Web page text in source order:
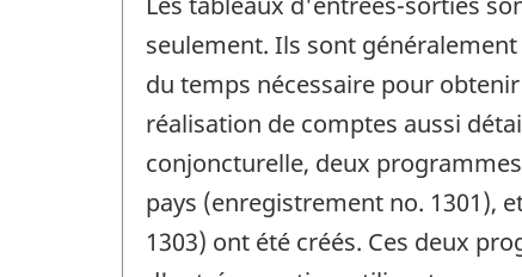
seulement. Ils sont
du temps nécessaire pour
réalisation de comptes aussi
conjoncturelle, deux
pays (enregistrement no. 1301),
1303) ont été créés. Ces deux